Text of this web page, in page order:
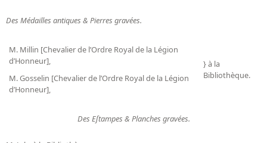
Des Médailles antiques & Pierres gravées.
M. Millin [Chevalier de l’Ordre Royal de la Légion
d’Honneur],
} à la
Bibliothèque.
M. Gosselin [Chevalier de l’Ordre Royal de la Légion
d’Honneur],
Des Eſtampes & Planches gravées.